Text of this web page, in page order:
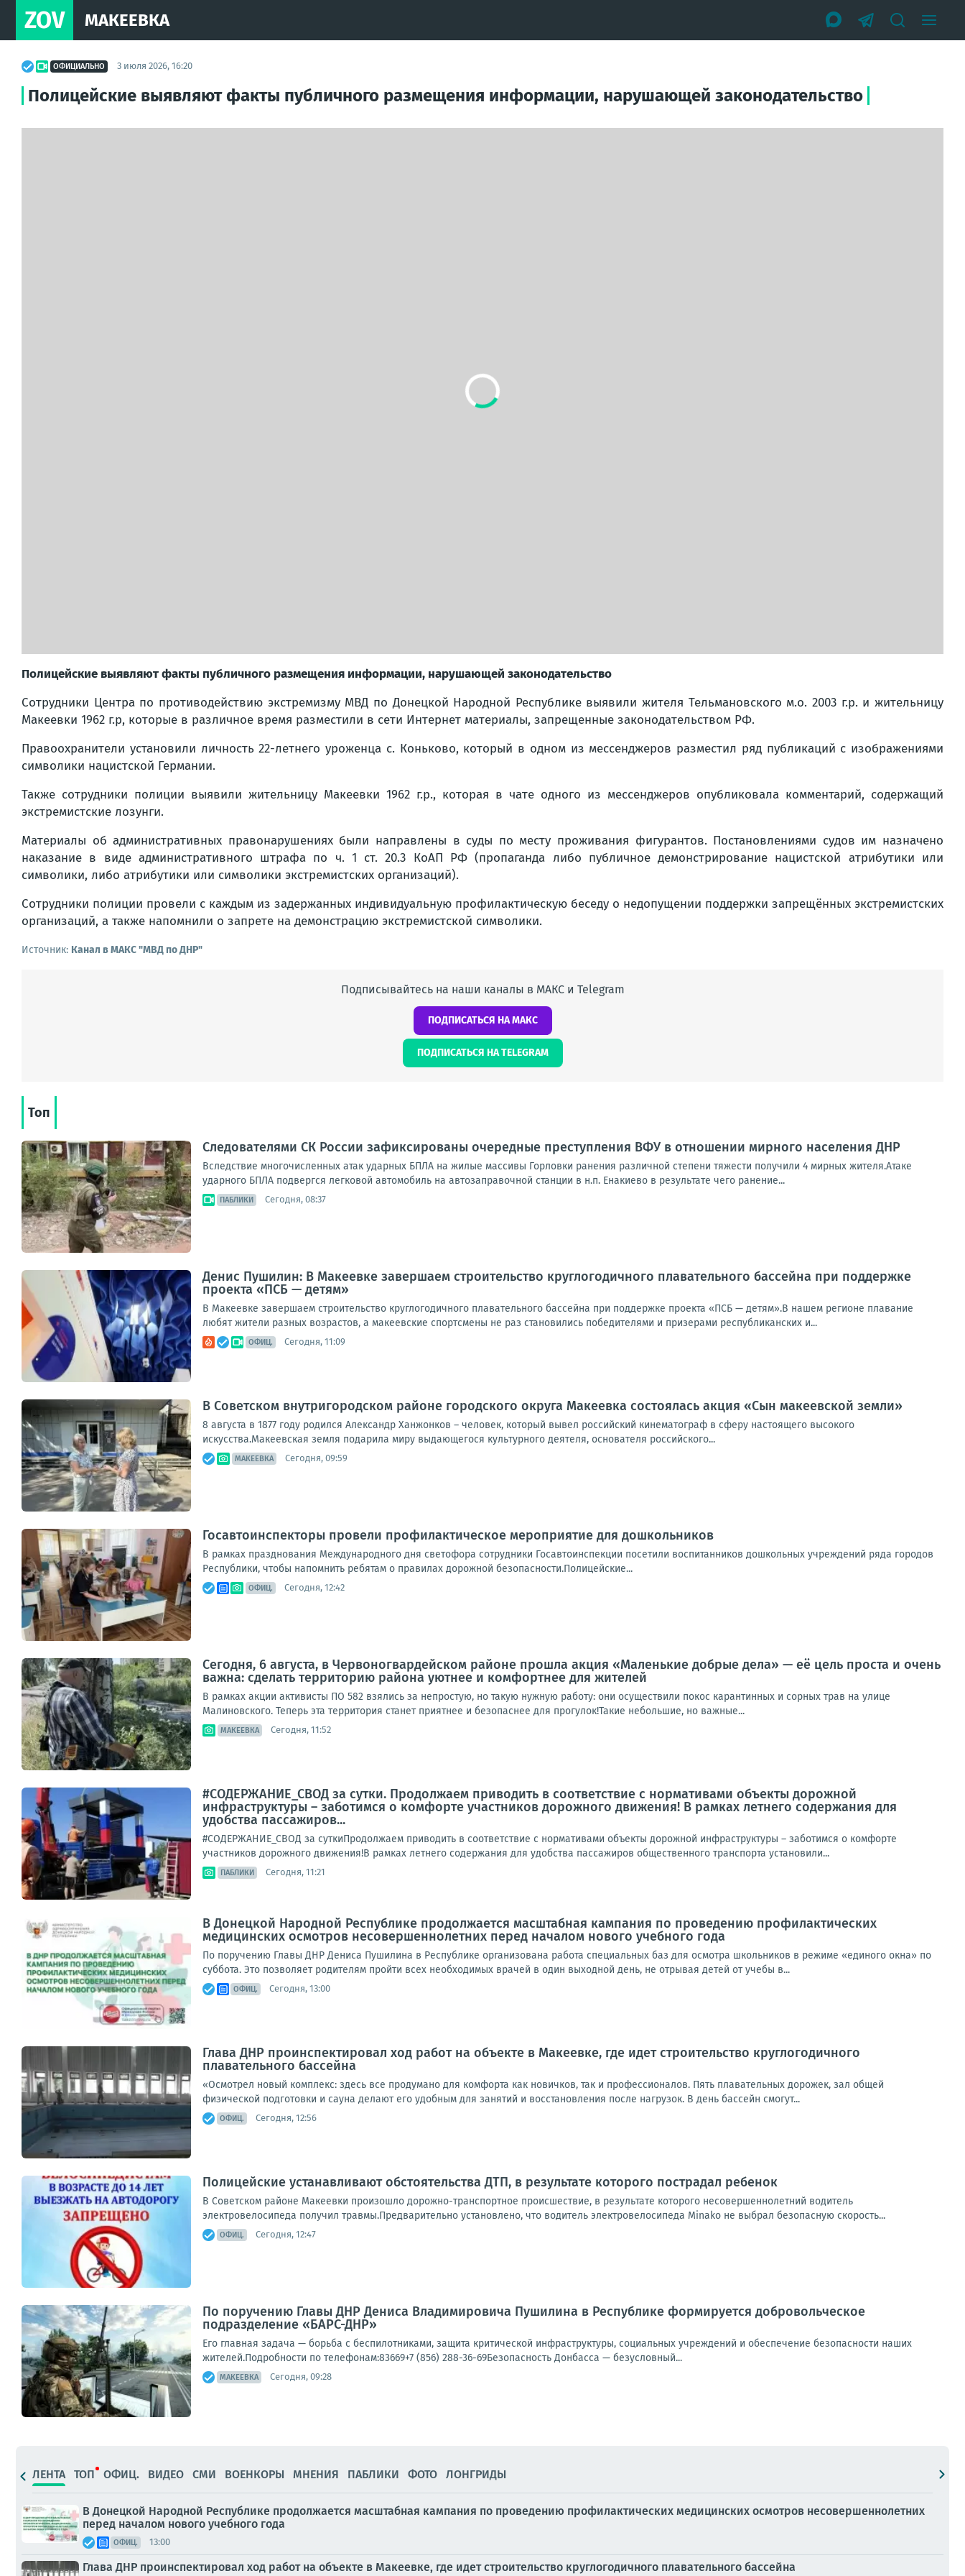
ZOV МАКЕЕВКА
ОФИЦИАЛЬНО 3 июля 2026, 16:20
Полицейские выявляют факты публичного размещения информации, нарушающей законодательство
Полицейские выявляют факты публичного размещения информации, нарушающей законодательство
Сотрудники Центра по противодействию экстремизму МВД по Донецкой Народной Республике выявили жителя Тельмановского м.о. 2003 г.р. и жительницу
Макеевки 1962 г.р, которые в различное время разместили в сети Интернет материалы, запрещенные законодательством РФ.
Правоохранители установили личность 22-летнего уроженца с. Коньково, который в одном из мессенджеров разместил ряд публикаций с изображениями
символики нацистской Германии.
Также сотрудники полиции выявили жительницу Макеевки 1962 г.р., которая в чате одного из мессенджеров опубликовала комментарий, содержащий
экстремистские лозунги.
Материалы об административных правонарушениях были направлены в суды по месту проживания фигурантов. Постановлениями судов им назначено
наказание в виде административного штрафа по ч. 1 ст. 20.3 КоАП РФ (пропаганда либо публичное демонстрирование нацистской атрибутики или
символики, либо атрибутики или символики экстремистских организаций).
Сотрудники полиции провели с каждым из задержанных индивидуальную профилактическую беседу о недопущении поддержки запрещённых экстремистских
организаций, а также напомнили о запрете на демонстрацию экстремистской символики.
Источник: Канал в МАКС "МВД по ДНР"
Подписывайтесь на наши каналы в МАКС и Telegram
ПОДПИСАТЬСЯ НА МАКС
ПОДПИСАТЬСЯ НА TELEGRAM
Топ
Следователями СК России зафиксированы очередные преступления ВФУ в отношении мирного населения ДНР
Вследствие многочисленных атак ударных БПЛА на жилые массивы Горловки ранения различной степени тяжести получили 4 мирных жителя.Атаке
ударного БПЛА подвергся легковой автомобиль на автозаправочной станции в н.п. Енакиево в результате чего ранение...
ПАБЛИКИ Сегодня, 08:37
Денис Пушилин: В Макеевке завершаем строительство круглогодичного плавательного бассейна при поддержке
проекта «ПСБ — детям»
В Макеевке завершаем строительство круглогодичного плавательного бассейна при поддержке проекта «ПСБ — детям».В нашем регионе плавание
любят жители разных возрастов, а макеевские спортсмены не раз становились победителями и призерами республиканских и...
ОФИЦ. Сегодня, 11:09
В Советском внутригородском районе городского округа Макеевка состоялась акция «Сын макеевской земли»
8 августа в 1877 году родился Александр Ханжонков – человек, который вывел российский кинематограф в сферу настоящего высокого
искусства.Макеевская земля подарила миру выдающегося культурного деятеля, основателя российского...
МАКЕЕВКА Сегодня, 09:59
Госавтоинспекторы провели профилактическое мероприятие для дошкольников
В рамках празднования Международного дня светофора сотрудники Госавтоинспекции посетили воспитанников дошкольных учреждений ряда городов
Республики, чтобы напомнить ребятам о правилах дорожной безопасности.Полицейские...
ОФИЦ. Сегодня, 12:42
Сегодня, 6 августа, в Червоногвардейском районе прошла акция «Маленькие добрые дела» — её цель проста и очень
важна: сделать территорию района уютнее и комфортнее для жителей
В рамках акции активисты ПО 582 взялись за непростую, но такую нужную работу: они осуществили покос карантинных и сорных трав на улице
Малиновского. Теперь эта территория станет приятнее и безопаснее для прогулок!Такие небольшие, но важные...
МАКЕЕВКА Сегодня, 11:52
#СОДЕРЖАНИЕ_СВОД за сутки. Продолжаем приводить в соответствие с нормативами объекты дорожной
инфраструктуры – заботимся о комфорте участников дорожного движения! В рамках летнего содержания для
удобства пассажиров...
#СОДЕРЖАНИЕ_СВОД за суткиПродолжаем приводить в соответствие с нормативами объекты дорожной инфраструктуры – заботимся о комфорте
участников дорожного движения!В рамках летнего содержания для удобства пассажиров общественного транспорта установили...
ПАБЛИКИ Сегодня, 11:21
В Донецкой Народной Республике продолжается масштабная кампания по проведению профилактических
медицинских осмотров несовершеннолетних перед началом нового учебного года
По поручению Главы ДНР Дениса Пушилина в Республике организована работа специальных баз для осмотра школьников в режиме «единого окна» по
суббота. Это позволяет родителям пройти всех необходимых врачей в один выходной день, не отрывая детей от учебы в...
ОФИЦ. Сегодня, 13:00
Глава ДНР проинспектировал ход работ на объекте в Макеевке, где идет строительство круглогодичного
плавательного бассейна
«Осмотрел новый комплекс: здесь все продумано для комфорта как новичков, так и профессионалов. Пять плавательных дорожек, зал общей
физической подготовки и сауна делают его удобным для занятий и восстановления после нагрузок. В день бассейн смогут...
ОФИЦ. Сегодня, 12:56
Полицейские устанавливают обстоятельства ДТП, в результате которого пострадал ребенок
В Советском районе Макеевки произошло дорожно-транспортное происшествие, в результате которого несовершеннолетний водитель
электровелосипеда получил травмы.Предварительно установлено, что водитель электровелосипеда Minako не выбрал безопасную скорость...
ОФИЦ. Сегодня, 12:47
По поручению Главы ДНР Дениса Владимировича Пушилина в Республике формируется добровольческое
подразделение «БАРС-ДНР»
Его главная задача — борьба с беспилотниками, защита критической инфраструктуры, социальных учреждений и обеспечение безопасности наших
жителей.Подробности по телефонам:83669+7 (856) 288-36-69Безопасность Донбасса — безусловный...
МАКЕЕВКА Сегодня, 09:28
ЛЕНТА ТОП ОФИЦ. ВИДЕО СМИ ВОЕНКОРЫ МНЕНИЯ ПАБЛИКИ ФОТО ЛОНГРИДЫ
В Донецкой Народной Республике продолжается масштабная кампания по проведению профилактических медицинских осмотров несовершеннолетних
перед началом нового учебного года
ОФИЦ. 13:00
Глава ДНР проинспектировал ход работ на объекте в Макеевке, где идет строительство круглогодичного плавательного бассейна